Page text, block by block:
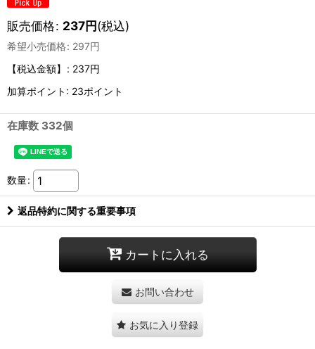
販売価格: 237円(税込)
希望小売価格: 297円
【税込金額】
: 237円
加算ポイント: 23ポイント
在庫数 332個
数量:
返品特約に関する重要事項
カートに入れる
お問い合わせ
お気に入り登録